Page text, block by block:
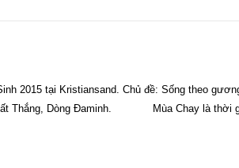
2015 tại Kristiansand. Chủ đề: Sống theo
Tất Thắng, Dòng Đaminh. Mùa Chay là thời